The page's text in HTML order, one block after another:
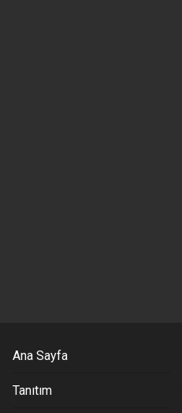
Ana Sayfa
Tanıtım